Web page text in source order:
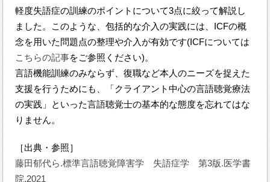
軽度失語症の訓練のポイントについて3点に絞って解説し
ました。このような、包括的な介入の実践には、ICFの概
念を用いた問題点の整理や介入が有効です(ICFについては
こちらの記事をご参照ください)。
言語機能訓練のみならず、復職など本人のニーズを捉えた
支援を行うためにも、「クライアント中心の言語聴覚療法
の実践」といった言語聴覚士の基本的な態度を忘れてはな
りません。
［出典・参照］
藤田郁代ら.標準言語聴覚障害学 失語症学 第3版.医学書
院,2021